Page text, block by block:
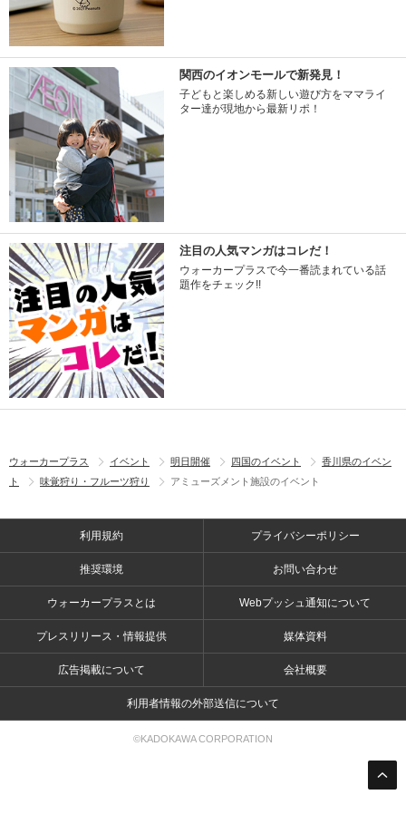
関西のイオンモールで新発見！
子どもと楽しめる新しい遊び方をママライ
ター達が現地から最新リポ！
注目の人気マンガはコレだ！
ウォーカープラスで今一番読まれている話
題作をチェック!!
ウォーカープラス イベント 明日開催 四国のイベント
香川県のイベン
ト
味覚狩り・フルーツ狩り アミューズメント施設のイベント
利用規約 プライバシーポリシー
推奨環境 お問い合わせ
ウォーカープラスとは Webプッシュ通知について
プレスリリース・情報提供 媒体資料
広告掲載について 会社概要
利用者情報の外部送信について
©KADOKAWA CORPORATION